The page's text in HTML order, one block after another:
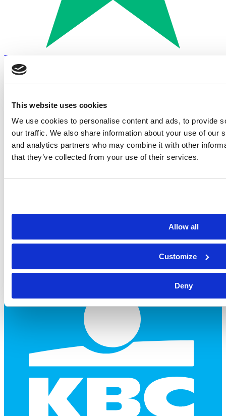
This website uses cookies
We use cookies to personalise content and ads, to provide
our traffic. We also share information about your use of our
and analytics partners who may combine it with other
that they’ve collected from your use of their services.
Allow all
Customize
Deny
Trustpilot
Betalen met: